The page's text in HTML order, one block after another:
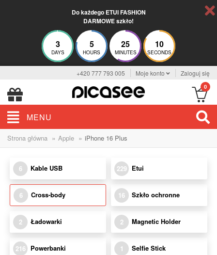
Do każdego ETUI FASHION
DARMOWE szkło!
3
DAYS
5
HOURS
25
MINUTES
9
SECONDS
+420 777 793 005 Moje konto Zaloguj się
0
MENU
Strona główna » Apple » iPhone 16 Plus
6 Kable USB 229 Etui
6 Cross-body 16 Szkło ochronne
2 Ładowarki 2 Magnetic Holder
216 Powerbanki 1 Selfie Stick